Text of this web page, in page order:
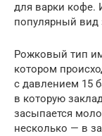
для варки кофе.
популярный вид
Рожковый тип
котором
с давлением 15
в которую
засыпается
несколько — в